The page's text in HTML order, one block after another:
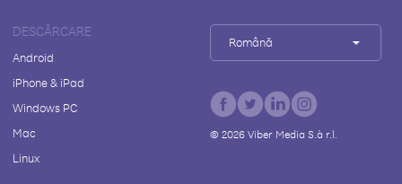
DESCĂRCARE
Android
iPhone & iPad
Windows PC
Mac
Linux
Română
© 2026Viber Media S.à r.l.